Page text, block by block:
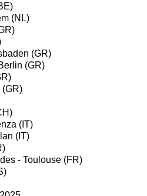
(NL)
(GR)
(GR)
(GR)
(IT)
(IT)
- Toulouse (FR)